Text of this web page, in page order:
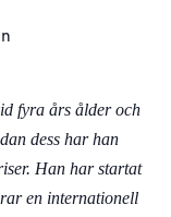
fyra års ålder och
dess har han
Han har startat
en internationell